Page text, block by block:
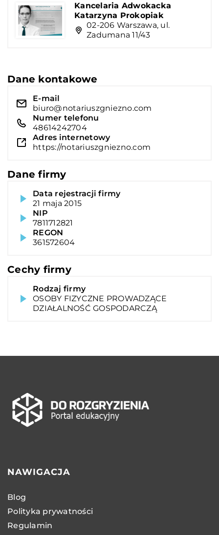
Kancelaria Adwokacka
Katarzyna Prokopiak
02-206 Warszawa, ul.
Zadumana 11/43
Dane kontakowe
E-mail
biuro@notariuszgniezno.com
Numer telefonu
48614242704
Adres internetowy
https://notariuszgniezno.com
Dane firmy
Data rejestracji firmy
21 maja 2015
NIP
7811712821
REGON
361572604
Cechy firmy
Rodzaj firmy
OSOBY FIZYCZNE PROWADZĄCE
DZIAŁALNOŚĆ GOSPODARCZĄ
NAWIGACJA
Blog
Polityka prywatności
Regulamin